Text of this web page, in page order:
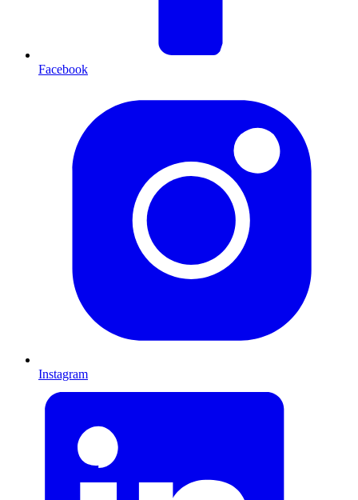
Facebook
Instagram